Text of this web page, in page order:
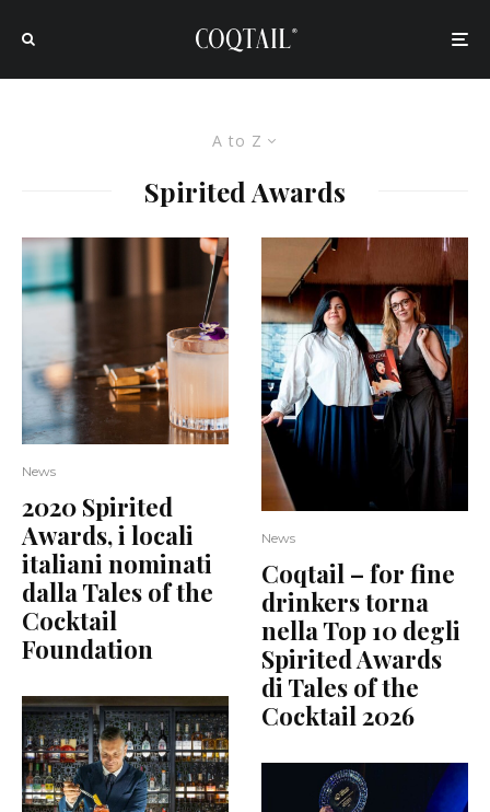
A to Z
Spirited Awards
News
2020 Spirited
Awards, i locali
italiani nominati
dalla Tales of the
Cocktail
Foundation
News
Coqtail – for fine
drinkers torna
nella Top 10 degli
Spirited Awards
di Tales of the
Cocktail 2026